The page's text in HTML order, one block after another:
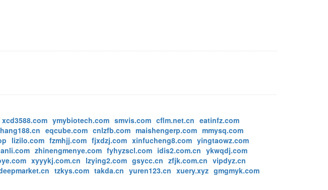
xcd3588.com ymybiotech.com smvis.com cflm.net.cn eatinfz.com
eqcube.com cnlzfb.com maishengerp.com mmysq.com
lizilo.com fzmhjj.com fjxdzj.com xinfucheng8.com yingtaowz.com
zhinengmenye.com fyhyzscl.com idis2.com.cn ykwqdj.com
xyyykj.com.cn lzying2.com gsycc.cn zfjk.com.cn vipdyz.cn
tzkys.com takda.cn yuren123.cn xuery.xyz gmgmyk.com